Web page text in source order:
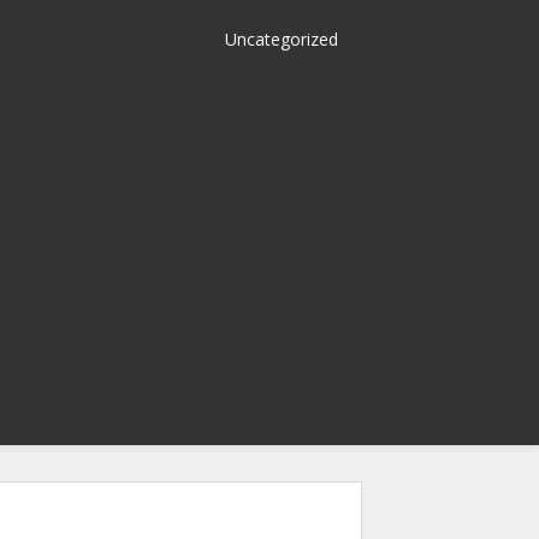
Uncategorized